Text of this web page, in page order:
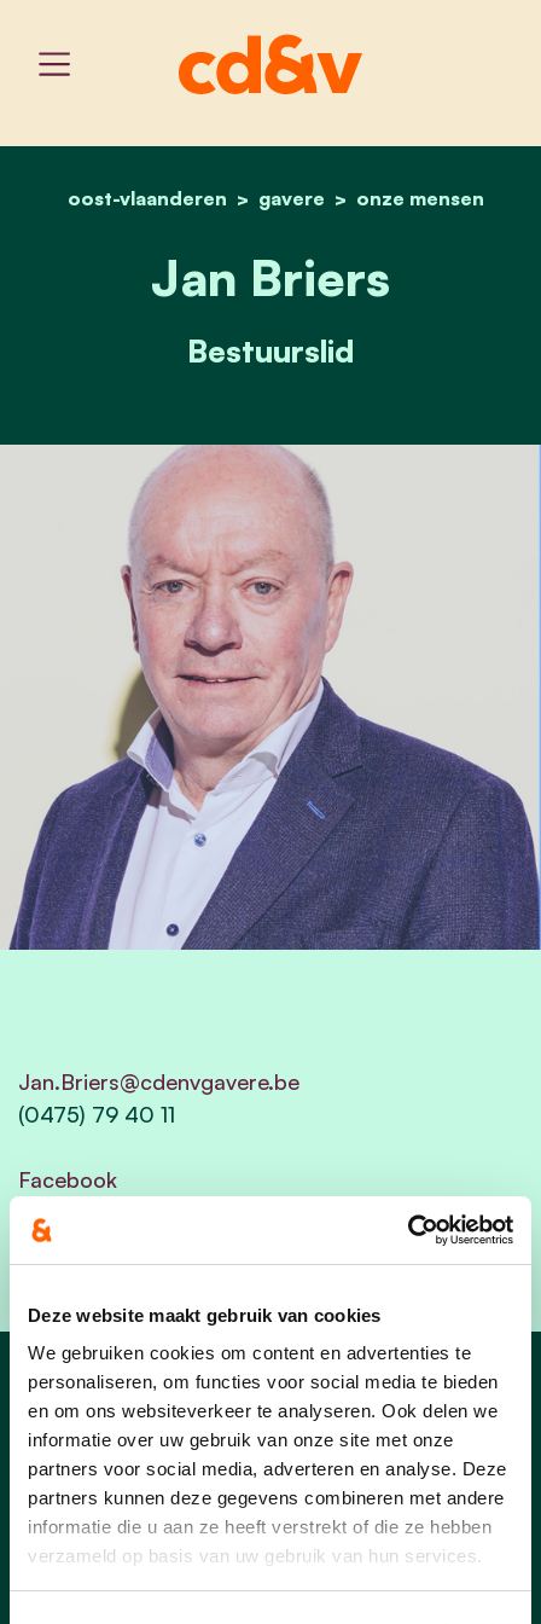
Deze website maakt gebruik van cookies
We gebruiken cookies om content en advertenties te
personaliseren, om functies voor social media te bieden
en om ons websiteverkeer te analyseren. Ook delen we
informatie over uw gebruik van onze site met onze
partners voor social media, adverteren en analyse. Deze
partners kunnen deze gegevens combineren met andere
informatie die u aan ze heeft verstrekt of die ze hebben
verzameld op basis van uw gebruik van hun services.
home
oost-vlaanderen gavere onze mensen
jan briers
Jan Briers
Bestuurslid
Jan.Briers@cdenvgavere.be
(0475) 79 40 11
Facebook
Artikels van Jan